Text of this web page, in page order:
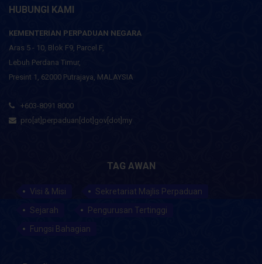
HUBUNGI KAMI
KEMENTERIAN PERPADUAN NEGARA
Aras 5 - 10, Blok F9, Parcel F,
Lebuh Perdana Timur,
Presint 1, 62000 Putrajaya, MALAYSIA
+603-8091 8000
pro[at]perpaduan[dot]gov[dot]my
TAG AWAN
Visi & Misi
Sekretariat Majlis Perpaduan
Sejarah
Pengurusan Tertinggi
Fungsi Bahagian